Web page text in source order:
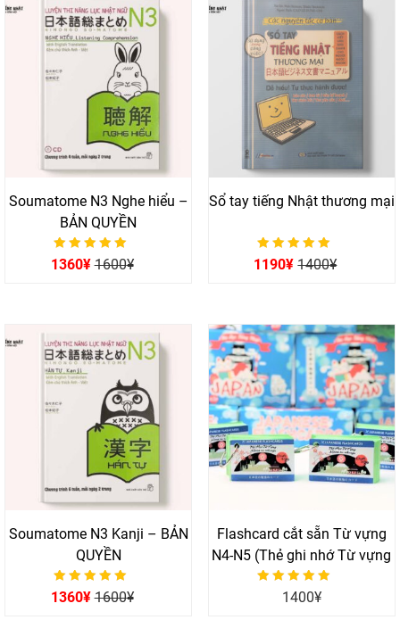
Soumatome N3 Nghe hiểu –
BẢN QUYỀN
Được xếp hạng
0
1360¥ 1600¥
Sổ tay tiếng Nhật thương mại
Được xếp hạng
0
1190¥ 1400¥
Soumatome N3 Kanji – BẢN
QUYỀN
Được xếp hạng
0
1360¥ 1600¥
Flashcard cắt sẵn Từ vựng
N4-N5 (Thẻ ghi nhớ Từ vựng
N4-5)
Được xếp hạng
0
1400¥